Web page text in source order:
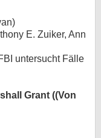
E. Zuiker, Ann
untersucht Fälle
Grant ((Von